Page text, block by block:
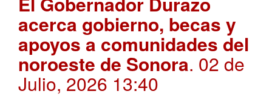
acerca gobierno, becas y
apoyos a comunidades del
noroeste de Sonora. 02 de
Julio, 2026 13:40